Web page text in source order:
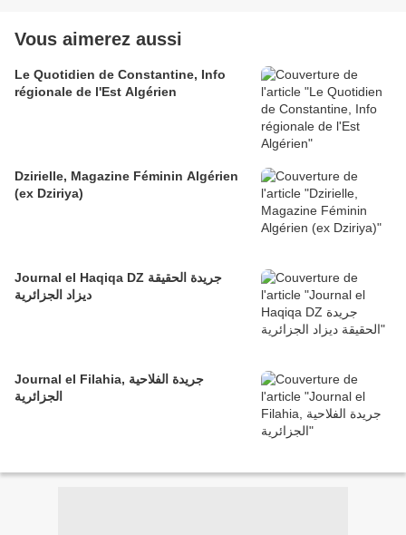
Vous aimerez aussi
Le Quotidien de Constantine, Info
régionale de l'Est Algérien
Dzirielle, Magazine Féminin Algérien
(ex Dziriya)
Journal el Haqiqa DZ جريدة الحقيقة
ديزاد الجزائرية
Journal el Filahia, جريدة الفلاحية
الجزائرية